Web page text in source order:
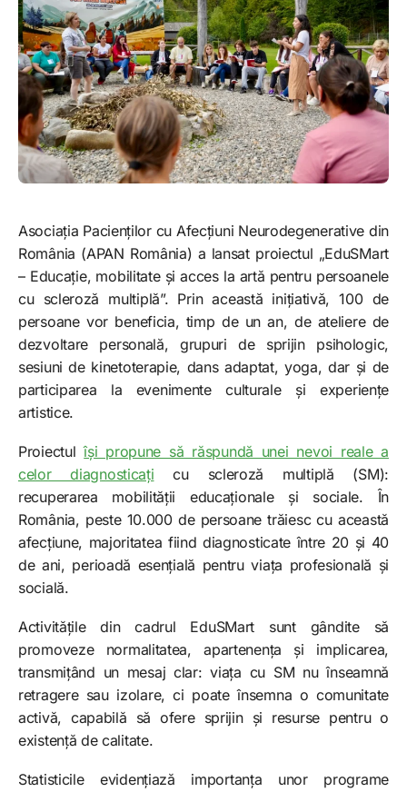
Asociația Pacienților cu Afecțiuni Neurodegenerative din
România (APAN România) a lansat proiectul „EduSMart
– Educație, mobilitate și acces la artă pentru persoanele
cu scleroză multiplă”. Prin această inițiativă, 100 de
persoane vor beneficia, timp de un an, de ateliere de
dezvoltare personală, grupuri de sprijin psihologic,
sesiuni de kinetoterapie, dans adaptat, yoga, dar și de
participarea la evenimente culturale și experiențe
artistice.
Proiectulîși propune să răspundă unei nevoi reale a
celor diagnosticați cu scleroză multiplă (SM):
recuperarea mobilității educaționale și sociale. În
România, peste 10.000 de persoane trăiesc cu această
afecțiune, majoritatea fiind diagnosticate între 20 și 40
de ani, perioadă esențială pentru viața profesională și
socială.
Activitățile din cadrul EduSMart sunt gândite să
promoveze normalitatea, apartenența și implicarea,
transmițând un mesaj clar: viața cu SM nu înseamnă
retragere sau izolare, ci poate însemna o comunitate
activă, capabilă să ofere sprijin și resurse pentru o
existență de calitate.
Statisticile evidențiază importanța unor programe